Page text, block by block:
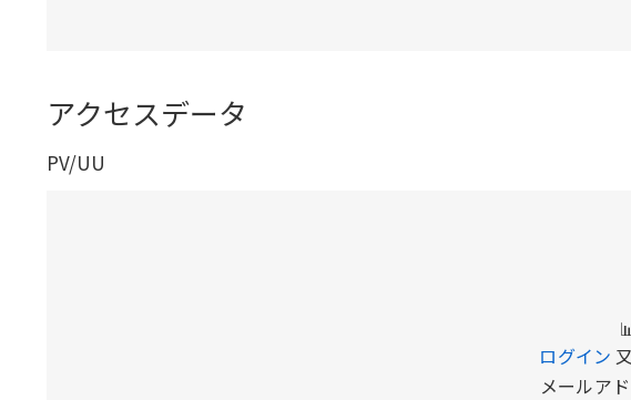
アクセスデータ
PV/UU
ログイン
メールア